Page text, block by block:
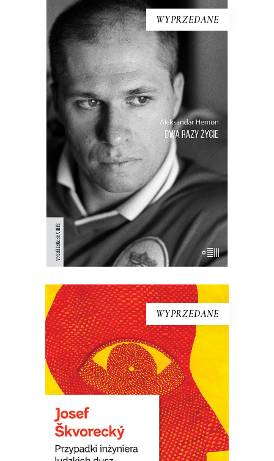
WYPRZEDANE
[EBOOK] Aleksandar Hemon –
DWA RAZY ŻYCIE. BOŚNIA I
AMERYKA
Osobista opowieść amerykańsko-
bośniackiego pisarza o chłopięcych
latach spędzonych w Jugosławii i o
przymusowej emigracji, o utracie
przeszłości i przymusie odnalezienia się
w nowej teraźniejszości. “Wojna przyszła
do nas i teraz czekaliśmy na to, kto
przeżyje, kto będzie zabijał i kto […]
WYPRZEDANE
[EBOOK] Josef Škvorecký –
PRZYPADKI INŻYNIERA
LUDZKICH DUSZ
Książka – laureatka Nagrody Literackiej
Europy Środkowej Angelus. Uważana za
jedną z najlepszych czeskich powieści.
W Czechach określono ją „powieścią o
światowych ambicjach”. Wydana w